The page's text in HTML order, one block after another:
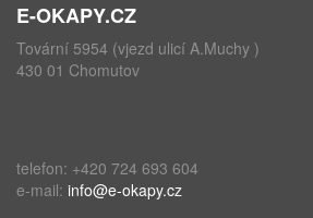
E-OKAPY.CZ
Tovární 5954 (vjezd ulicí A.Muchy )
430 01 Chomutov
telefon: +420 724 693 604
e-mail: info@e-okapy.cz